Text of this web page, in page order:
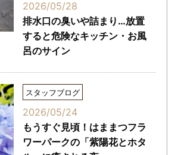
2026/05/28
排水口の臭いや詰まり…放置
すると危険なキッチン・お風
呂のサイン
スタッフブログ
2026/05/24
もうすぐ見頃！はままつフラ
ワーパークの「紫陽花とホタ